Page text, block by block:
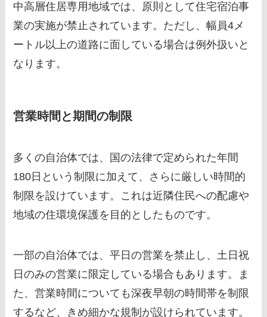
中高層住居専用地域では、原則として住宅宿泊事
業の実施が禁止されています。ただし、幅員4メ
ートル以上の道路に面している場合は例外扱いと
なります。
営業時間と期間の制限
多くの自治体では、国の法律で定められた年間
180日という制限に加えて、さらに厳しい時間的
制限を設けています。これは近隣住民への配慮や
地域の住環境保護を目的としたものです。
一部の自治体では、平日の営業を禁止し、土日祝
日のみの営業に限定している場合もあります。ま
た、営業時間についても深夜早朝の時間帯を制限
するなど、きめ細かな規制が設けられています。